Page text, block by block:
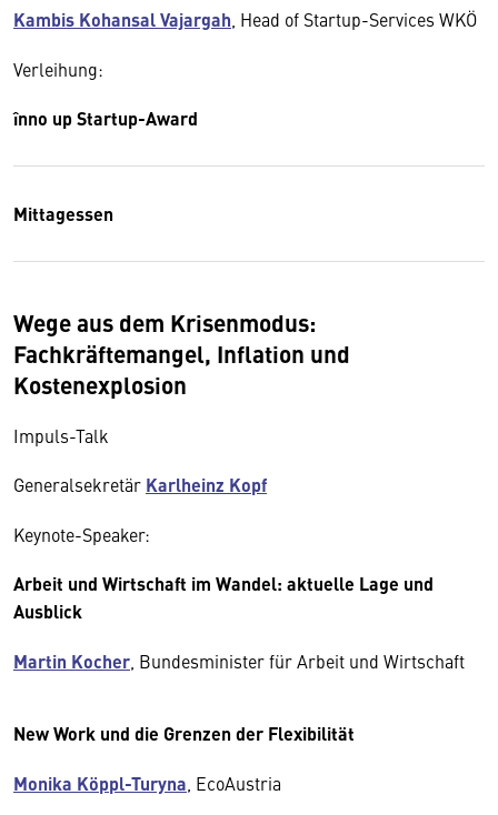
Kambis Kohansal Vajargah , Head of Startup-Services WKÖ
Verleihung:
înno up Startup-Award
Mittagessen
Wege aus dem Krisenmodus:
Fachkräftemangel, Inflation und
Kostenexplosion
Impuls-Talk
Generalsekretär Karlheinz Kopf
Keynote-Speaker:
Arbeit und Wirtschaft im Wandel: aktuelle Lage und
Ausblick
Martin Kocher , Bundesminister für Arbeit und Wirtschaft
New Work und die Grenzen der Flexibilität
Monika Köppl-Turyna , EcoAustria